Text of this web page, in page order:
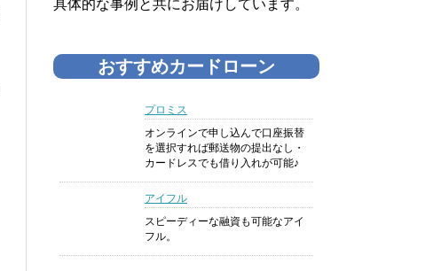
具体的な事例と共にお届けしています。
おすすめカードローン
プロミス
オンラインで申し込んで口座振替
を選択すれば郵送物の提出なし・
カードレスでも借り入れが可能♪
アイフル
スピーディーな融資も可能なアイ
フル。